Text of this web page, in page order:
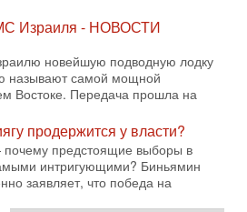
до крайних мер? Разбор и
Давида Шарпа
Ирана и США накаляется
в самый последний момент
тяжелых ударов
«Аркия» намерен
субботам!
авиакомпании «Аркия»
Израиля - НОВОСТИ
новейшую подводную лодку
называют самой мощной
Востоке. Передача прошла на
продержится у власти?
предстоящие выборы в
интригующими? Биньямин
заявляет, что победа на